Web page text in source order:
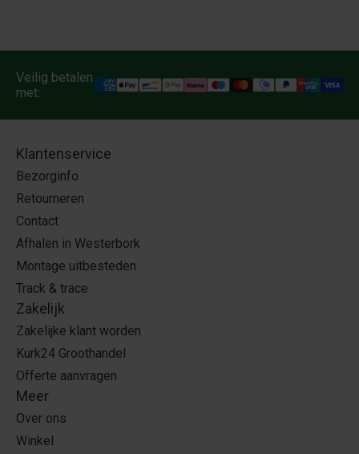
Veilig betalen
met:
Klantenservice
Bezorginfo
Retourneren
Contact
Afhalen in Westerbork
Montage uitbesteden
Track & trace
Zakelijk
Zakelijke klant worden
Kurk24 Groothandel
Offerte aanvragen
Meer
Over ons
Winkel